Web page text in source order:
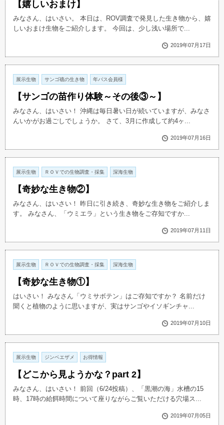
【嬉しいおまけ】
みなさん、はいさい。 本日は、ROV調査で発見した生き物から、嬉
しいおまけ生物をご紹介します。 今回は、少し浅い場所で...
2019年07月17日
展示生物 サンゴ礁の生き物 年パス会員様
【サンゴの苗作り体験～その後③～】
みなさん、はいさい！ 沖縄は毎日暑い日が続いていますが、みなさ
んいかがお過ごしでしょうか。 さて、3月に作成して約4ヶ...
2019年07月16日
展示生物 ＲＯＶでの生物調査・採集 深海生物
【奇妙な生き物②】
みなさん、はいさい！ 昨日に引き続き、奇妙な生き物をご紹介しま
す。 みなさん、「ウミエラ」という生き物をご存知ですか...
2019年07月11日
展示生物 ＲＯＶでの生物調査・採集 深海生物
【奇妙な生き物①】
はいさい！ みなさん「ウミサボテン」はご存知ですか？ 名前だけ
聞くと植物のように思いますが、実はサンゴやイソギンチャ...
2019年07月10日
展示生物 ジンベエザメ お得情報
【どこから見ようかな？part 2】
みなさん、はいさい！ 前回（6/24投稿）、「黒潮の海」水槽の15
時、17時の給餌時間について座りながらご覧いただける穴場ス...
2019年07月05日